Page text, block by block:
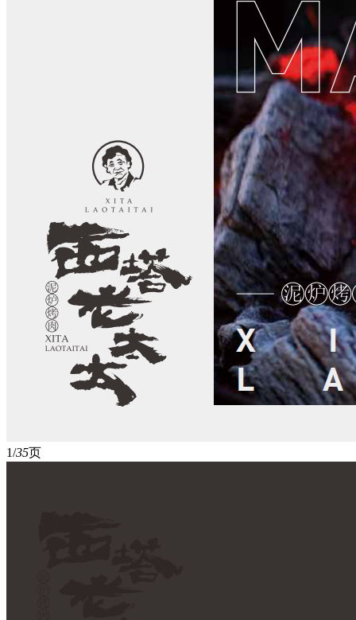
1/35页